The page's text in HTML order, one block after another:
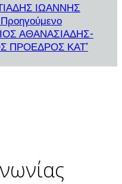
ΙΩΑΝΝΗΣ
Προηγούμενο
ΑΘΑΝΑΣΙΑΔΗΣ-
ΠΡΟΕΔΡΟΣ ΚΑΤ’